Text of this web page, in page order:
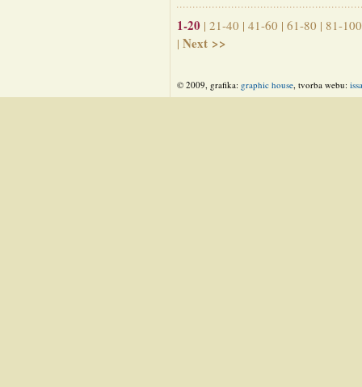
1-20 | 21-40 | 41-60 | 61-80 | 81-100
| Next >>
© 2009, grafika: graphic house, tvorba webu: